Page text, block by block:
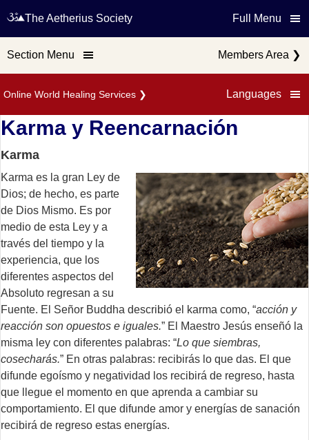
Online World Healing Services ❯ Languages
The Aetherius Society Full Menu
Section Menu Members Area ❯
Karma y Reencarnación
Karma
Karma es la gran Ley de
Dios; de hecho, es parte
de Dios Mismo. Es por
medio de esta Ley y a
través del tiempo y la
experiencia, que los
diferentes aspectos del
Absoluto regresan a su
Fuente. El Señor Buddha describió el karma como, “acción y
reacción son opuestos e iguales.” El Maestro Jesús enseñó la
misma ley con diferentes palabras: “Lo que siembras,
cosecharás.” En otras palabras: recibirás lo que das. El que
difunde egoísmo y negatividad los recibirá de regreso, hasta
que llegue el momento en que aprenda a cambiar su
comportamiento. El que difunde amor y energías de sanación
recibirá de regreso estas energías.